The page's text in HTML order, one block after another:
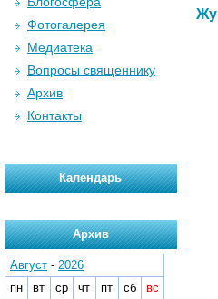
Фотогалерея
Медиатека
Вопросы священнику
Архив
Контакты
Календарь
Архив
Август - 2026
пн
вт ср чт пт сб
вс